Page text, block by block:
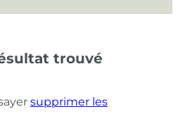
trouvé
supprimer les